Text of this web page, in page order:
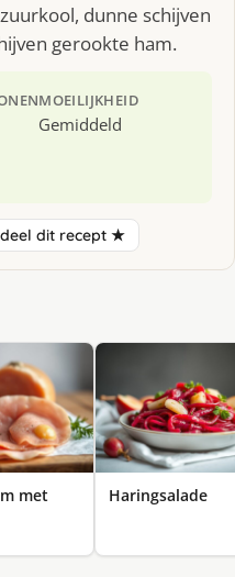
dunne schijven
gerookte ham.
MOEILIJKHEID
Gemiddeld
dit recept ★
met
Haringsalade